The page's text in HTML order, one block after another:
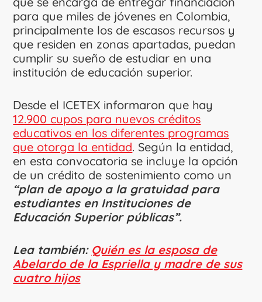
para que miles de jóvenes en Colombia,
principalmente los de escasos recursos y
que residen en zonas apartadas, puedan
cumplir su sueño de estudiar en una
institución de educación superior.
Desde el ICETEX informaron que hay
12.900 cupos para nuevos créditos
educativos en los diferentes programas
que otorga la entidad. Según la entidad,
en esta convocatoria se incluye la opción
de un crédito de sostenimiento como un
“plan de apoyo a la gratuidad para
estudiantes en Instituciones de
Educación Superior públicas”.
Lea también: Quién es la esposa de
Abelardo de la Espriella y madre de sus
cuatro hijos